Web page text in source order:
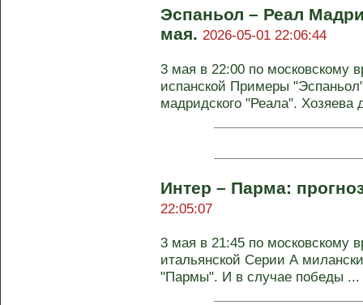
Эспаньол – Реал
мая. 2026-05-01 22:06:44
3 мая в 22:00 по московскому
испанской Примеры
мадридского "Реала". Хозяева
Интер – Парма:
22:05:07
3 мая в 21:45 по московскому
итальянской Серии А
"Пармы". И в случае победы ...